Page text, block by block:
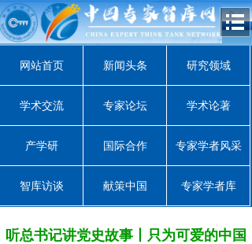
网站首页 新闻头条 研究领域
学术交流 专家论坛 学术论著
产学研 国际合作 专家学者风采
智库访谈 献策中国 专家学者库
听总书记讲党史故事丨只为可爱的中国